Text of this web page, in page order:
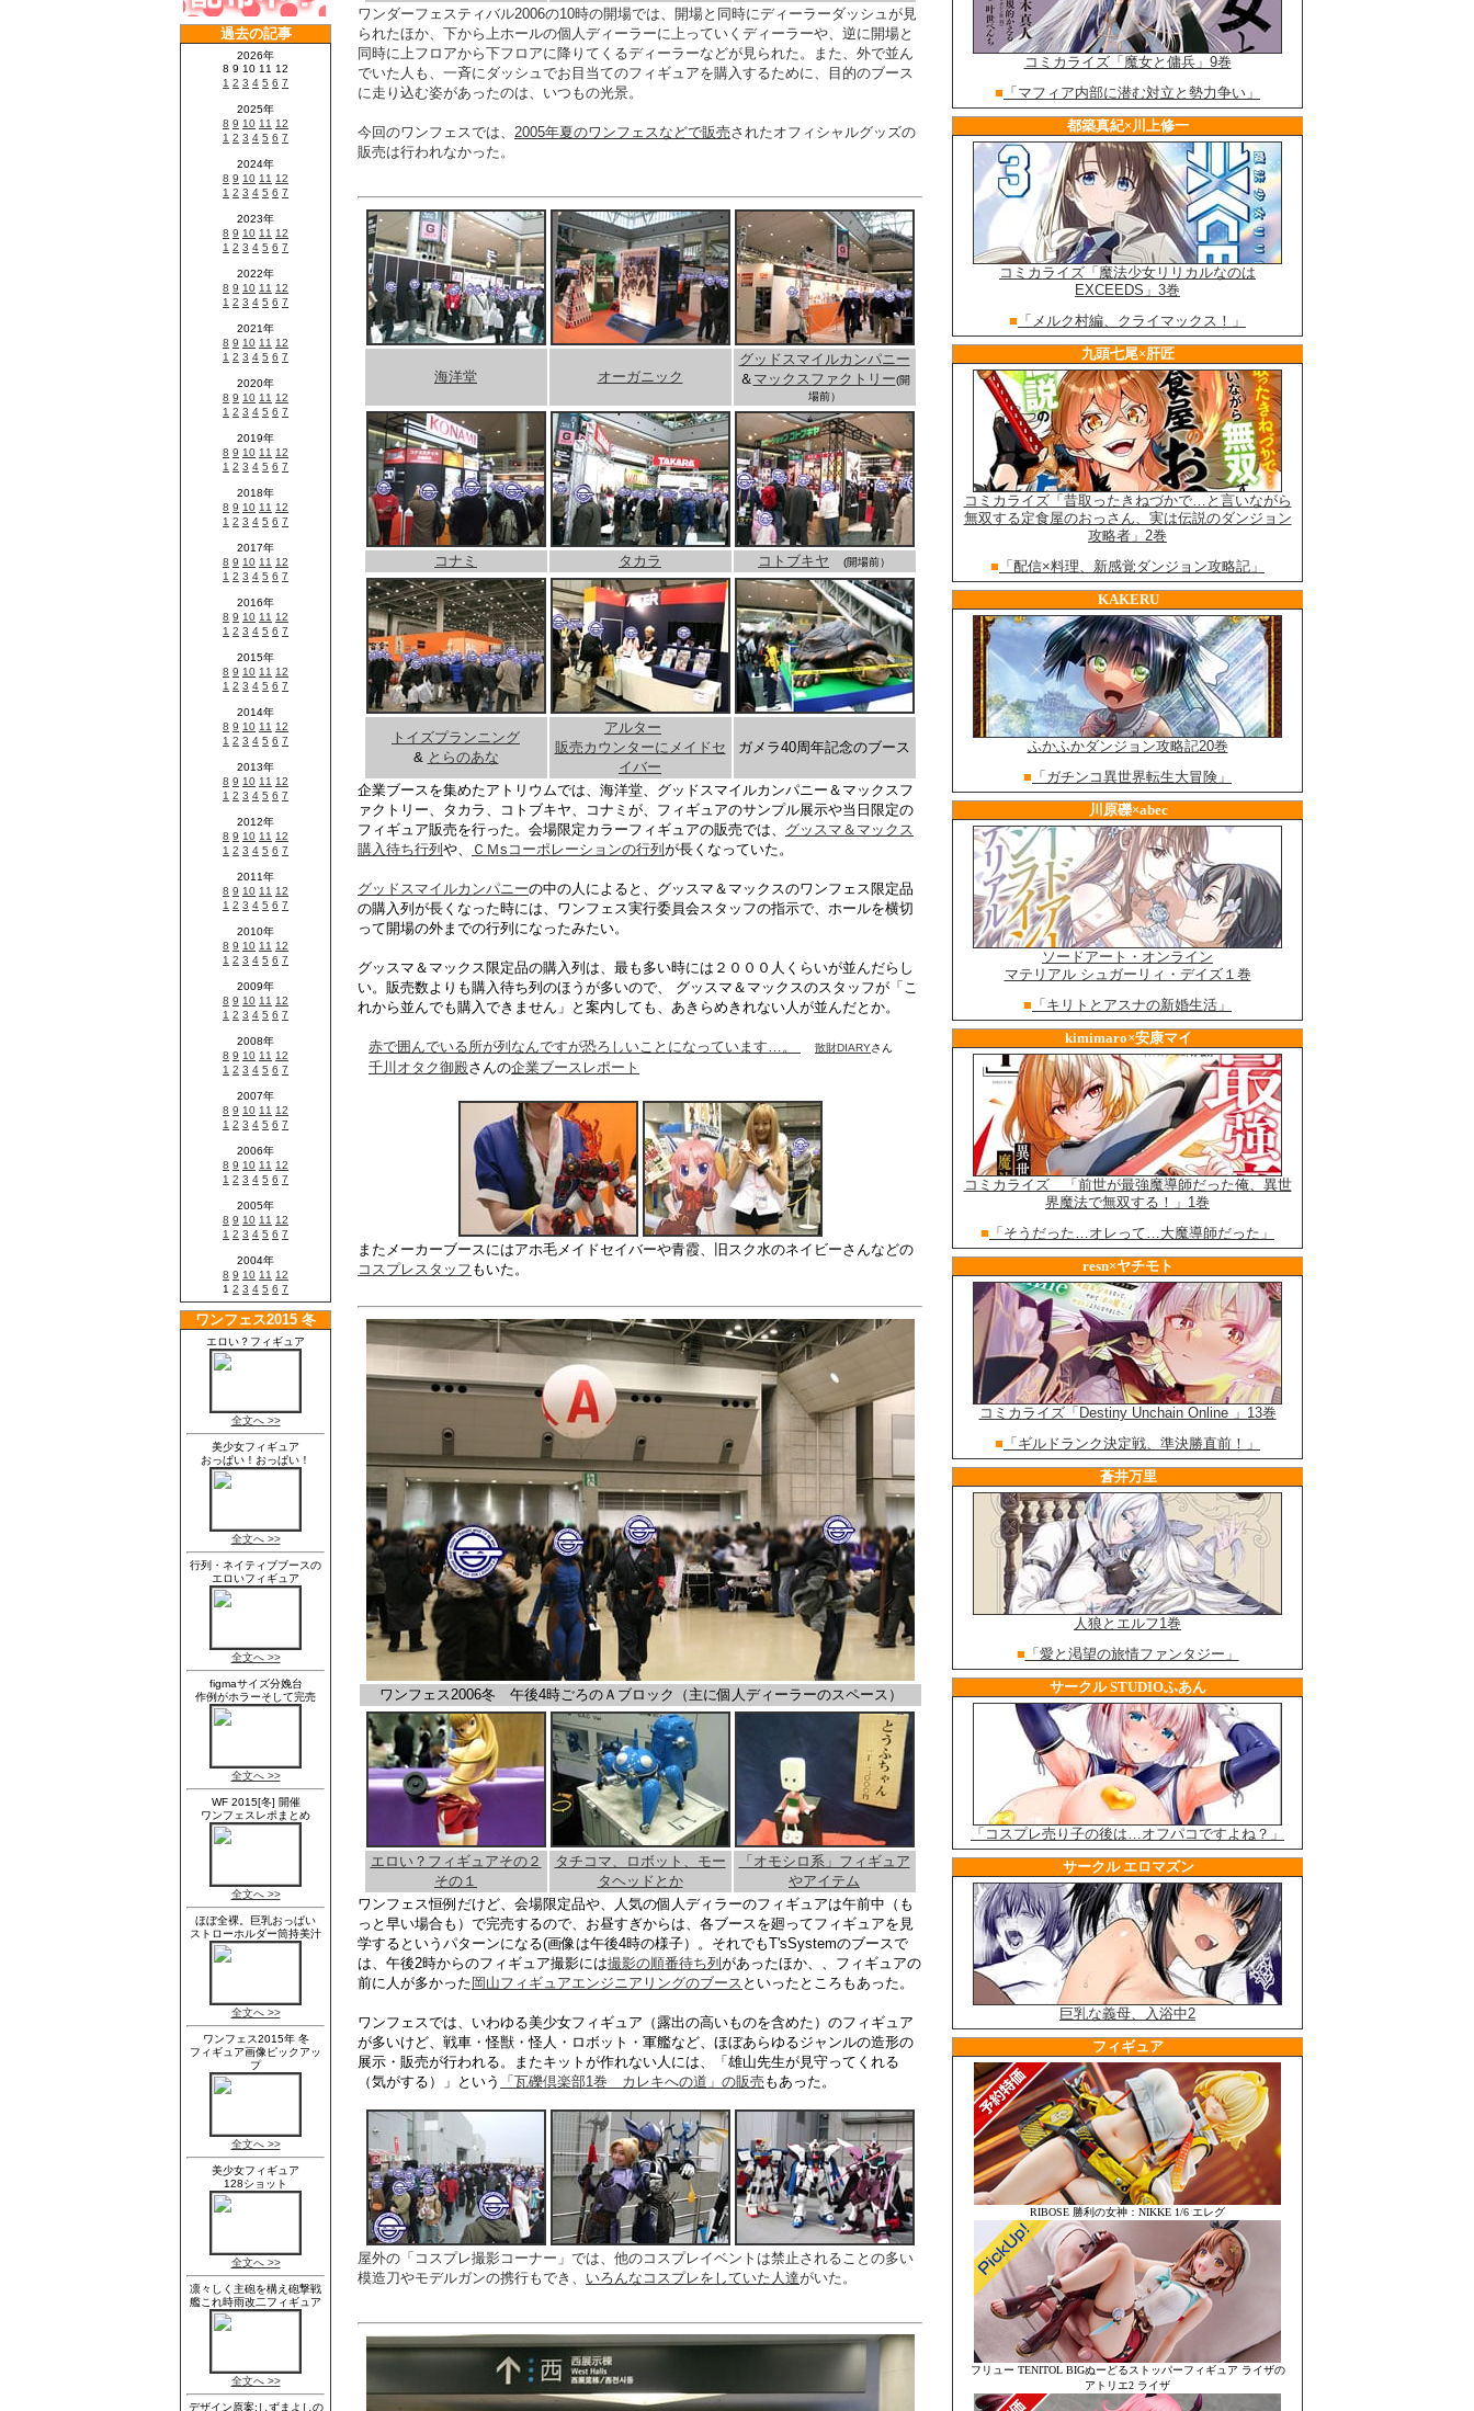
ワンダーフェスティバル2006の10時の開場では、開場と同時にディーラーダッシュが見
られたほか、下から上ホールの個人ディーラーに上っていくディーラーや、逆に開場と
同時に上フロアから下フロアに降りてくるディーラーなどが見られた。また、外で並ん
でいた人も、一斉にダッシュでお目当てのフィギュアを購入するために、目的のブース
に走り込む姿があったのは、いつもの光景。
今回のワンフェスでは、 2005年夏のワンフェスなどで販売されたオフィシャルグッズの
販売は行われなかった。
海洋堂 オーガニック
グッドスマイルカンパニー
＆ マックスファクトリー(開
場前）
コナミ タカラ コトブキヤ (開場前）
トイズプランニング
& とらのあな
アルター
販売カウンターにメイドセ
イバー
ガメラ40周年記念のブース
企業ブースを集めたアトリウムでは、海洋堂、グッドスマイルカンパニー＆マックスフ
ァクトリー、タカラ、コトブキヤ、コナミが、フィギュアのサンプル展示や当日限定の
フィギュア販売を行った。会場限定カラーフィギュアの販売では、 グッスマ＆マックス
購入待ち行列や、 ＣＭsコーポレーションの行列が長くなっていた。
グッドスマイルカンパニーの中の人によると、グッスマ＆マックスのワンフェス限定品
の購入列が長くなった時には、ワンフェス実行委員会スタッフの指示で、ホールを横切
って開場の外までの行列になったみたい。
グッスマ＆マックス限定品の購入列は、最も多い時には２０００人くらいが並んだらし
い。販売数よりも購入待ち列のほうが多いので、 グッスマ＆マックスのスタッフが「こ
れから並んでも購入できません」と案内しても、あきらめきれない人が並んだとか。
赤で囲んでいる所が列なんですが恐ろしいことになっています…。 散財DIARYさん
千川オタク御殿さんの企業ブースレポート
またメーカーブースにはアホ毛メイドセイバーや青霞、旧スク水のネイビーさんなどの
コスプレスタッフ もいた。
ワンフェス2006冬 午後4時ごろのＡブロック（主に個人ディーラーのスペース）
エロい？フィギュアその２
その１
タチコマ、ロボット、モー
タヘッドとか
「オモシロ系」フィギュア
やアイテム
ワンフェス恒例だけど、会場限定品や、人気の個人ディラーのフィギュアは午前中（も
っと早い場合も）で完売するので、お昼すぎからは、各ブースを廻ってフィギュアを見
学するというパターンになる(画像は午後4時の様子）。それでもT'sSystemのブースで
は、午後2時からのフィギュア撮影には撮影の順番待ち列があったほか、、フィギュアの
前に人が多かった岡山フィギュアエンジニアリングのブース といったところもあった。
ワンフェスでは、いわゆる美少女フィギュア（露出の高いものを含めた）のフィギュア
が多いけど、戦車・怪獣・怪人・ロボット・軍艦など、ほぼあらゆるジャンルの造形の
展示・販売が行われる。またキットが作れない人には、「雄山先生が見守ってくれる
（気がする）」という
「瓦礫倶楽部1巻 カレキへの道」の販売 もあった。
屋外の「コスプレ撮影コーナー」では、他のコスプレイベントは禁止されることの多い
模造刀やモデルガンの携行もでき、 いろんなコスプレをしていた人達がいた。